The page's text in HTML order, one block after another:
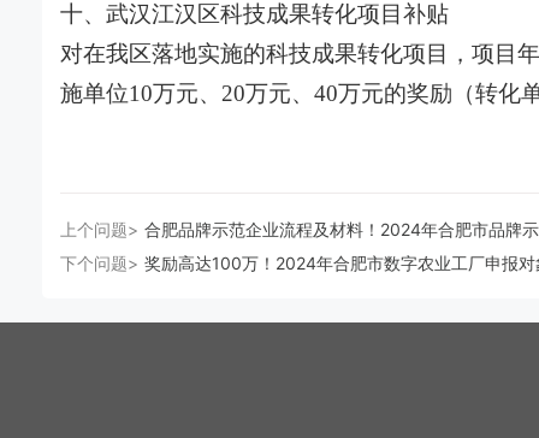
十、武汉江汉区科技成果转化项目补贴
对在我区落地实施的科技成果转化项目，项目
施单位10万元、20万元、40万元的奖励（转化
上个问题> 合肥品牌示范企业流程及材料！2024年合肥市品牌
下个问题> 奖励高达100万！2024年合肥市数字农业工厂申报